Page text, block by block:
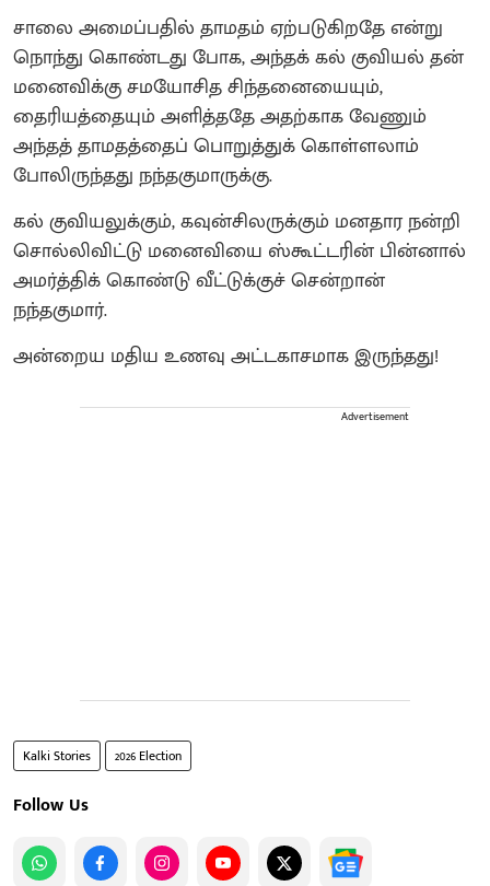
சாலை அமைப்பதில் தாமதம் ஏற்படுகிறதே என்று
நொந்து கொண்டது போக, அந்தக் கல் குவியல் தன்
மனைவிக்கு சமயோசித சிந்தனையையும்,
தைரியத்தையும் அளித்ததே அதற்காக வேணும்
அந்தத் தாமதத்தைப் பொறுத்துக் கொள்ளலாம்
போலிருந்தது நந்தகுமாருக்கு.
கல் குவியலுக்கும், கவுன்சிலருக்கும் மனதார நன்றி
சொல்லிவிட்டு மனைவியை ஸ்கூட்டரின் பின்னால்
அமர்த்திக் கொண்டு வீட்டுக்குச் சென்றான்
நந்தகுமார்.
அன்றைய மதிய உணவு அட்டகாசமாக இருந்தது!
Advertisement
Kalki Stories 2026 Election
Follow Us